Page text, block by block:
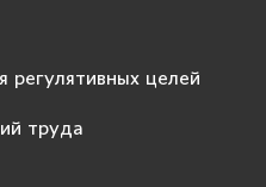
регулятивных целей
труда